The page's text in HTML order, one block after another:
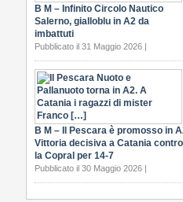
B M – Infinito Circolo Nautico
Salerno, gialloblu in A2 da
imbattuti
Pubblicato il 31 Maggio 2026 |
B M – Il Pescara è promosso in
Vittoria decisiva a Catania contro
la Copral per 14-7
Pubblicato il 30 Maggio 2026 |